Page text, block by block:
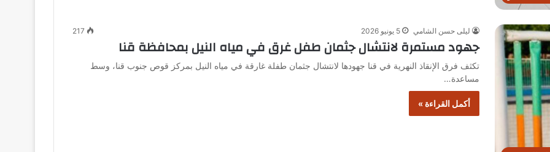
ليلى حسن الشامي 5 يونيو 2026 217
جهود مستمرة لانتشال جثمان طفل غرق في مياه النيل بمحافظة قنا
تكثف فرق الإنقاذ النهرية في قنا جهودها لانتشال جثمان طفلة غارقة في مياه النيل بمركز قوص جنوب قنا، وسط
مساعدة…
أكمل القراءة »